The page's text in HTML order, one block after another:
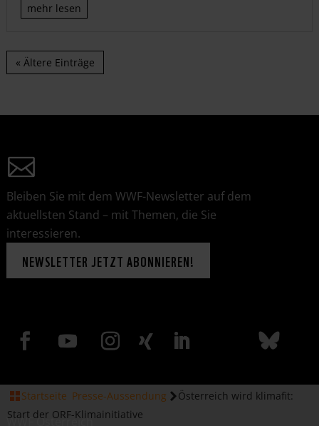
mehr lesen
« Ältere Einträge
Bleiben Sie mit dem WWF-Newsletter auf dem
aktuellsten Stand – mit Themen, die Sie
interessieren.
NEWSLETTER JETZT ABONNIEREN!
WWF Österreich
Startseite Presse-Aussendung
Österreich wird klimafit:
Start der ORF-Klimainitiative